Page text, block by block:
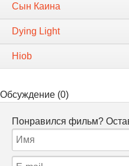
Сын Каина
Dying Light
Hiob
Обсуждение (0)
Понравился фильм?